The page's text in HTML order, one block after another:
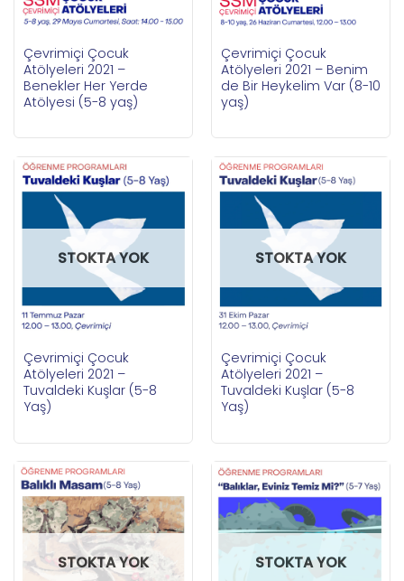
Çevrimiçi Çocuk
Atölyeleri 2021 –
Benekler Her Yerde
Atölyesi (5-8 yaş)
Çevrimiçi Çocuk
Atölyeleri 2021 – Benim
de Bir Heykelim Var (8-10
yaş)
STOKTA YOK
Çevrimiçi Çocuk
Atölyeleri 2021 –
Tuvaldeki Kuşlar (5-8
Yaş)
STOKTA YOK
Çevrimiçi Çocuk
Atölyeleri 2021 –
Tuvaldeki Kuşlar (5-8
Yaş)
STOKTA YOK STOKTA YOK